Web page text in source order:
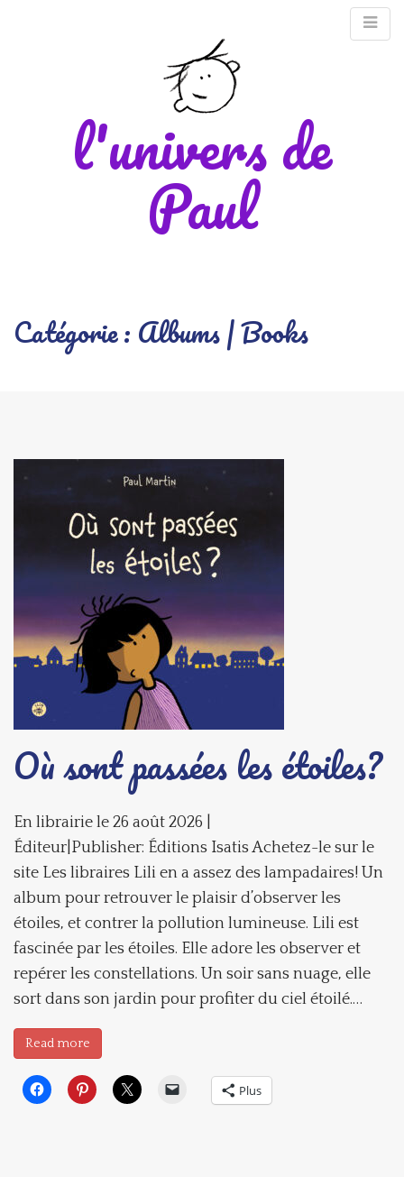
l'univers de
Paul
Catégorie : Albums | Books
Où sont passées les étoiles?
En librairie le 26 août 2026 |
Éditeur|Publisher: Éditions Isatis Achetez-le sur le
site Les libraires Lili en a assez des lampadaires! Un
album pour retrouver le plaisir d’observer les
étoiles, et contrer la pollution lumineuse. Lili est
fascinée par les étoiles. Elle adore les observer et
repérer les constellations. Un soir sans nuage, elle
sort dans son jardin pour profiter du ciel étoilé.…
Read more
Plus